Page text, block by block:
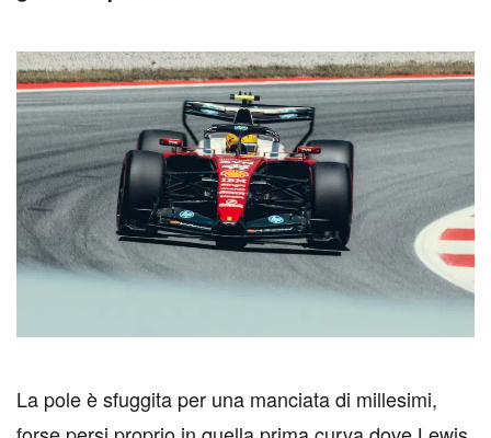
La pole è sfuggita per una manciata di millesimi,